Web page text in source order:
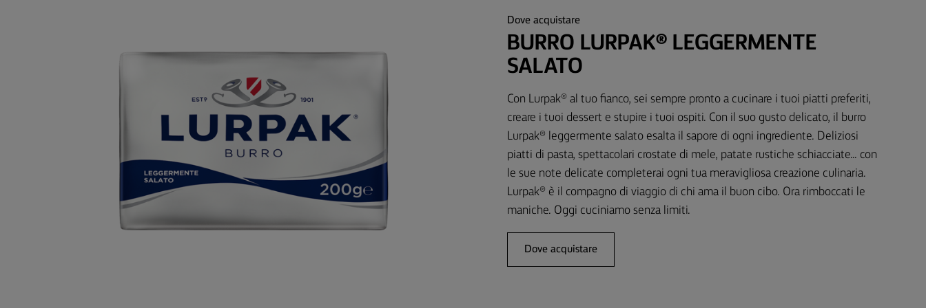
Dove acquistare
BURRO LURPAK® LEGGERMENTE
SALATO
Con Lurpak® al tuo fianco, sei sempre pronto a cucinare i tuoi piatti preferiti,
creare i tuoi dessert e stupire i tuoi ospiti. Con il suo gusto delicato, il burro
Lurpak® leggermente salato esalta il sapore di ogni ingrediente. Deliziosi
piatti di pasta, spettacolari crostate di mele, patate rustiche schiacciate... con
le sue note delicate completerai ogni tua meravigliosa creazione culinaria.
Lurpak® è il compagno di viaggio di chi ama il buon cibo. Ora rimboccati le
maniche. Oggi cuciniamo senza limiti.
Dove acquistare